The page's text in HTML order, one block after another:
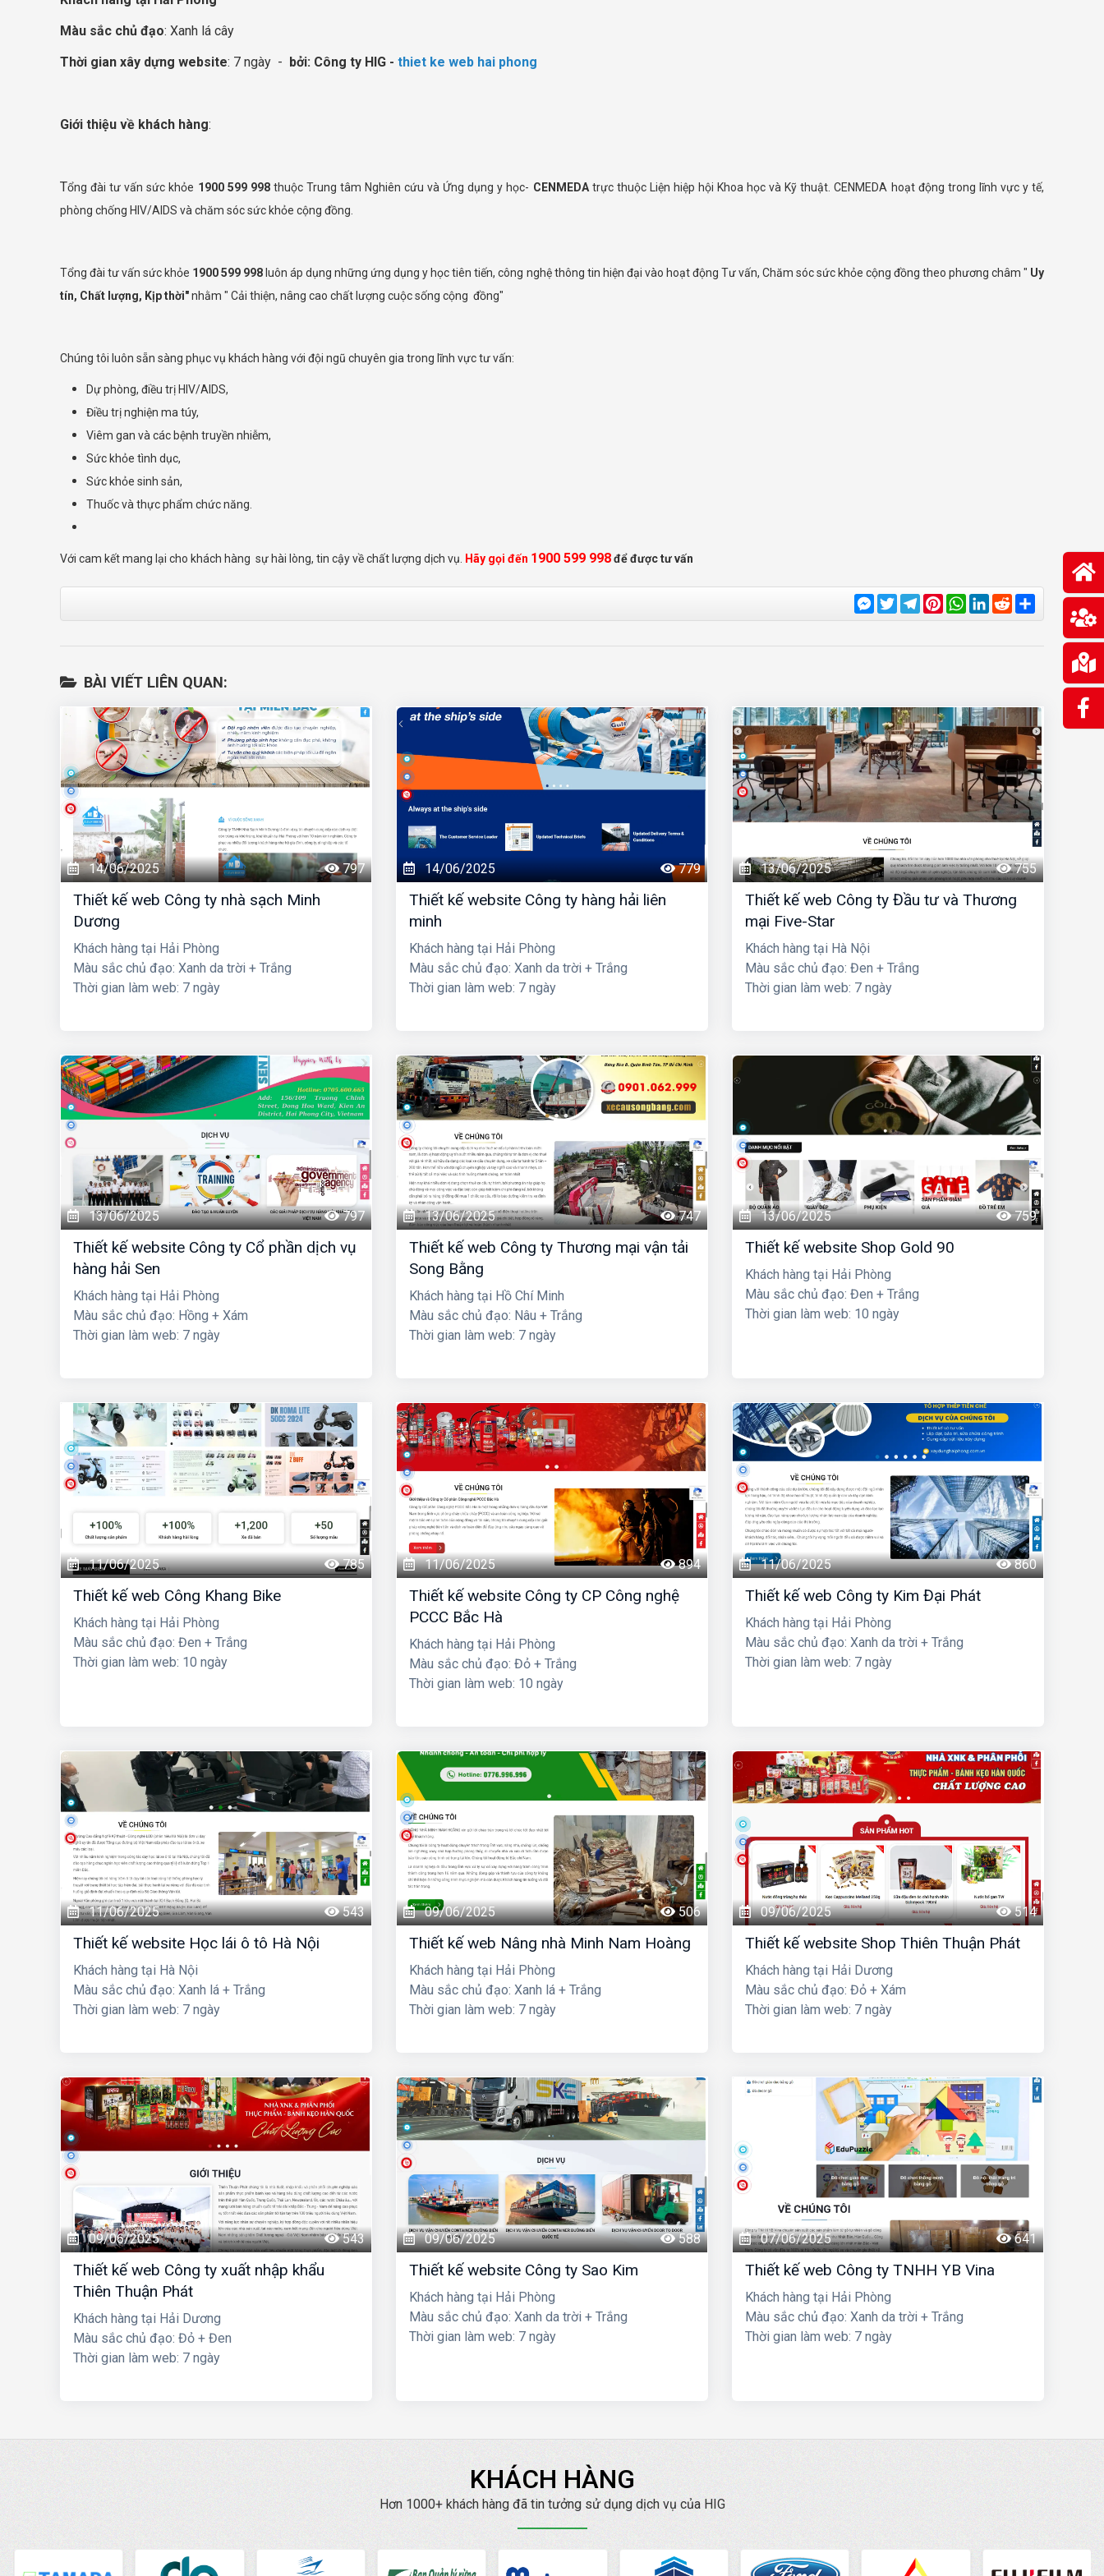
Màu sắc chủ đạo: Xanh lá cây
Thời gian xây dựng website: 7 ngày - bởi: Công ty HIG - thiet ke web hai phong
Giới thiệu về khách hàng:
Tổng đài tư vấn sức khỏe 1900 599 998thuộc Trung tâm Nghiên cứu và Ứng dụng y học- CENMEDAtrực thuộc Liện hiệp hội Khoa học và Kỹ thuật. CENMEDA hoạt động trong lĩnh vực y tế,
phòng chống HIV/AIDS và chăm sóc sức khỏe cộng đồng.
Tổng đài tư vấn sức khỏe 1900 599 998 luôn áp dụng những ứng dụng y học tiên tiến, công nghệ thông tin hiện đại vào hoạt động Tư vấn, Chăm sóc sức khỏe cộng đồng theo phương châm " Uy
tín, Chất lượng, Kịp thời"nhằm " Cải thiện, nâng cao chất lượng cuộc sống cộng đồng"
Chúng tôi luôn sẵn sàng phục vụ khách hàng với đội ngũ chuyên gia trong lĩnh vực tư vấn:
Dự phòng, điều trị HIV/AIDS,
Điều trị nghiện ma túy,
Viêm gan và các bệnh truyền nhiễm,
Sức khỏe tình dục,
Sức khỏe sinh sản,
Thuốc và thực phẩm chức năng.
Với cam kết mang lại cho khách hàng sự hài lòng, tin cậy về chất lượng dịch vụ. Hãy gọi đến 1900 599 998để được tư vấn
Messenger
TwitterTelegram
Pinterest
WhatsApp
LinkedIn
RedditShare
BÀI VIẾT LIÊN QUAN:
14/06/2025 797
Thiết kế web Công ty nhà sạch Minh
Dương
Khách hàng tại Hải Phòng
Màu sắc chủ đạo: Xanh da trời + Trắng
Thời gian làm web: 7 ngày
14/06/2025 779
Thiết kế website Công ty hàng hải liên
minh
Khách hàng tại Hải Phòng
Màu sắc chủ đạo: Xanh da trời + Trắng
Thời gian làm web: 7 ngày
13/06/2025 755
Thiết kế web Công ty Đầu tư và Thương
mại Five-Star
Khách hàng tại Hà Nội
Màu sắc chủ đạo: Đen + Trắng
Thời gian làm web: 7 ngày
13/06/2025 797
Thiết kế website Công ty Cổ phần dịch vụ
hàng hải Sen
Khách hàng tại Hải Phòng
Màu sắc chủ đạo: Hồng + Xám
Thời gian làm web: 7 ngày
13/06/2025 747
Thiết kế web Công ty Thương mại vận tải
Song Bằng
Khách hàng tại Hồ Chí Minh
Màu sắc chủ đạo: Nâu + Trắng
Thời gian làm web: 7 ngày
13/06/2025 759
Thiết kế website Shop Gold 90
Khách hàng tại Hải Phòng
Màu sắc chủ đạo: Đen + Trắng
Thời gian làm web: 10 ngày
11/06/2025 785
Thiết kế web Công Khang Bike
Khách hàng tại Hải Phòng
Màu sắc chủ đạo: Đen + Trắng
Thời gian làm web: 10 ngày
11/06/2025 894
Thiết kế website Công ty CP Công nghệ
PCCC Bắc Hà
Khách hàng tại Hải Phòng
Màu sắc chủ đạo: Đỏ + Trắng
Thời gian làm web: 10 ngày
11/06/2025 860
Thiết kế web Công ty Kim Đại Phát
Khách hàng tại Hải Phòng
Màu sắc chủ đạo: Xanh da trời + Trắng
Thời gian làm web: 7 ngày
11/06/2025 543
Thiết kế website Học lái ô tô Hà Nội
Khách hàng tại Hà Nội
Màu sắc chủ đạo: Xanh lá + Trắng
Thời gian làm web: 7 ngày
09/06/2025 506
Thiết kế web Nâng nhà Minh Nam Hoàng
Khách hàng tại Hải Phòng
Màu sắc chủ đạo: Xanh lá + Trắng
Thời gian làm web: 7 ngày
09/06/2025 514
Thiết kế website Shop Thiên Thuận Phát
Khách hàng tại Hải Dương
Màu sắc chủ đạo: Đỏ + Xám
Thời gian làm web: 7 ngày
09/06/2025 543
Thiết kế web Công ty xuất nhập khẩu
Thiên Thuận Phát
Khách hàng tại Hải Dương
Màu sắc chủ đạo: Đỏ + Đen
Thời gian làm web: 7 ngày
09/06/2025 588
Thiết kế website Công ty Sao Kim
Khách hàng tại Hải Phòng
Màu sắc chủ đạo: Xanh da trời + Trắng
Thời gian làm web: 7 ngày
07/06/2025 641
Thiết kế web Công ty TNHH YB Vina
Khách hàng tại Hải Phòng
Màu sắc chủ đạo: Xanh da trời + Trắng
Thời gian làm web: 7 ngày
KHÁCH HÀNG
Hơn 1000+ khách hàng đã tin tưởng sử dụng dịch vụ của HIG